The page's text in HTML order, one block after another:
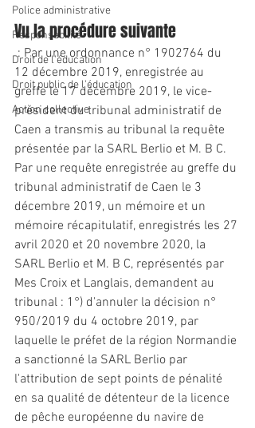
Police administrative
Responsabilité
Droit de l'éducation
Droit public de l'éducation
Action collective
Vu la procédure suivante
: Par une ordonnance n° 1902764 du
12 décembre 2019, enregistrée au
greffe le 17 décembre 2019, le vice-
président du tribunal administratif de
Caen a transmis au tribunal la requête
présentée par la SARL Berlio et M. B C.
Par une requête enregistrée au greffe du
tribunal administratif de Caen le 3
décembre 2019, un mémoire et un
mémoire récapitulatif, enregistrés les 27
avril 2020 et 20 novembre 2020, la
SARL Berlio et M. B C, représentés par
Mes Croix et Langlais, demandent au
tribunal : 1°) d'annuler la décision n°
950/2019 du 4 octobre 2019, par
laquelle le préfet de la région Normandie
a sanctionné la SARL Berlio par
l'attribution de sept points de pénalité
en sa qualité de détenteur de la licence
de pêche européenne du navire de